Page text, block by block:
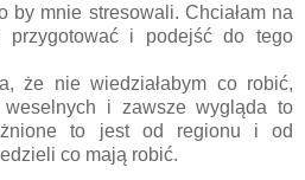
by mnie stresowali. Chciałam na
i podejść do tego
że nie wiedziałabym co robić,
weselnych i zawsze wygląda to
to jest od regionu i od
co mają robić.